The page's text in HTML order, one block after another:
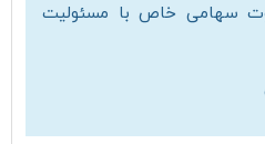
سهامی خاص با مسئولیت